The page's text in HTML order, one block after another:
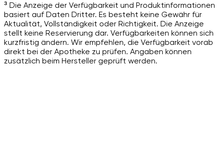
³ Die Anzeige der Verfügbarkeit und Produktinformationen
basiert auf Daten Dritter. Es besteht keine Gewähr für
Aktualität, Vollständigkeit oder Richtigkeit. Die Anzeige
stellt keine Reservierung dar. Verfügbarkeiten können sich
kurzfristig ändern. Wir empfehlen, die Verfügbarkeit vorab
direkt bei der Apotheke zu prüfen. Angaben können
zusätzlich beim Hersteller geprüft werden.